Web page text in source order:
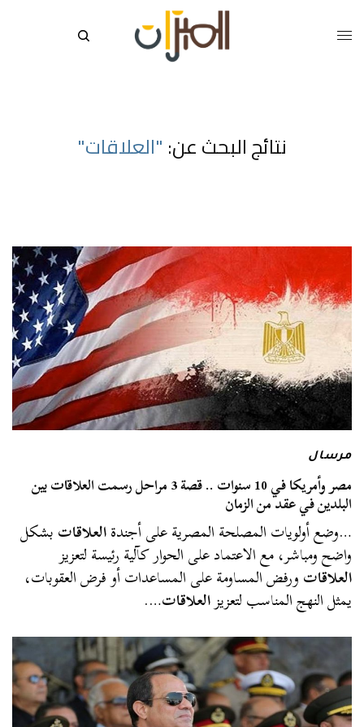
نتائج البحث عن: "العلاقات"
مرسال
مصر وأمريكا في 10 سنوات .. قصة 3 مراحل رسمت العلاقات بين
البلدين في عقد من الزمان
…وضع أولويات المصلحة المصرية على أجندةالعلاقاتبشكل
واضح ومباشر، مع الاعتماد على الحوار كآلية رئيسة لتعزيز
العلاقاتورفض المساومة على المساعدات أو فرض العقوبات،
يمثل النهج المناسب لتعزيزالعلاقات….